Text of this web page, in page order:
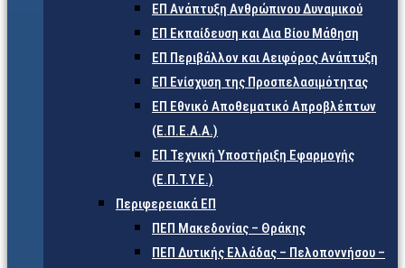
ΕΠ Ανάπτυξη Ανθρώπινου Δυναμικού
ΕΠ Εκπαίδευση και Δια Βίου Μάθηση
ΕΠ Περιβάλλον και Αειφόρος Ανάπτυξη
ΕΠ Ενίσχυση της Προσπελασιμότητας
ΕΠ Εθνικό Αποθεματικό Απροβλέπτων
(Ε.Π.Ε.Α.Α.)
ΕΠ Τεχνική Υποστήριξη Εφαρμογής
(Ε.Π.Τ.Υ.Ε.)
Περιφερειακά ΕΠ
ΠΕΠ Μακεδονίας – Θράκης
ΠΕΠ Δυτικής Ελλάδας – Πελοποννήσου –